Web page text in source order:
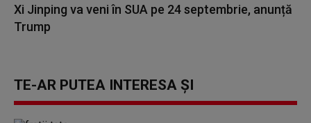
Xi Jinping va veni în SUA pe 24 septembrie, anunță
Trump
TE-AR PUTEA INTERESA ȘI